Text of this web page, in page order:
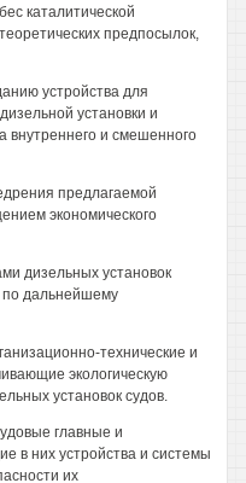
каталитической
предпосылок,
устройства для
установки и
внутреннего и смешенного
предлагаемой
экономического
дизельных установок
по дальнейшему
технические и
экологическую
установок судов.
главные и
в них устройства и системы
их